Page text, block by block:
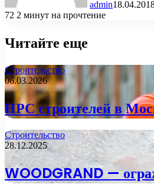
admin
72 2 минут на прочтение
Читайте еще
Строительство
06.03.2026
НРС строителей в
Строительство
28.12.2025
WOODGRAND —